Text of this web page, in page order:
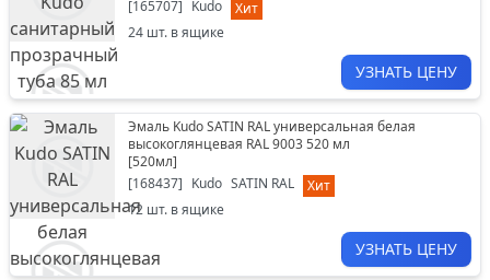
[165707] Kudo
Хит
24 шт. в ящике
УЗНАТЬ ЦЕНУ
Эмаль Kudo SATIN RAL универсальная белая
высокоглянцевая RAL 9003 520 мл
[520мл]
[168437] Kudo SATIN RAL
Хит
12 шт. в ящике
УЗНАТЬ ЦЕНУ